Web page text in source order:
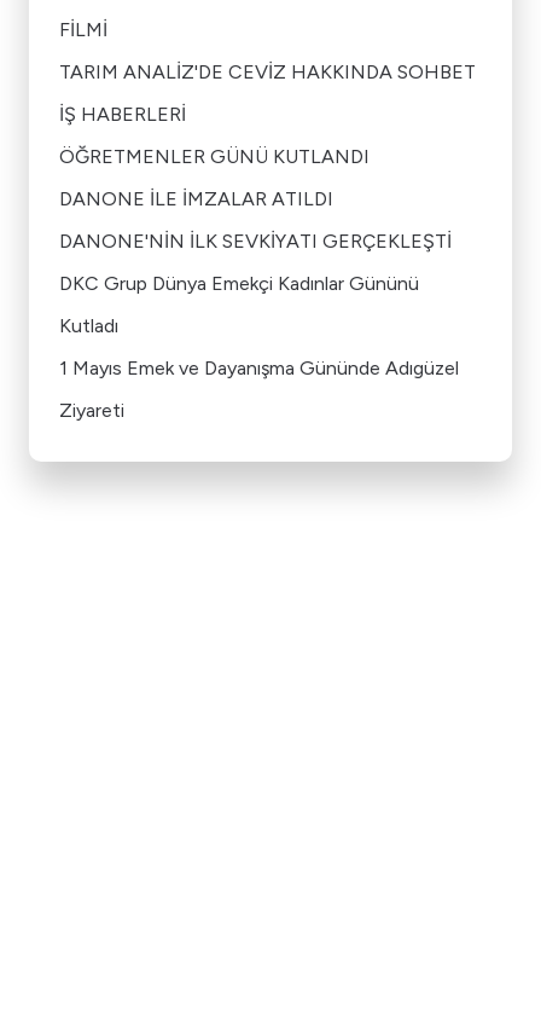
FİLMİ
TARIM ANALİZ'DE CEVİZ HAKKINDA SOHBET
İŞ HABERLERİ
ÖĞRETMENLER GÜNÜ KUTLANDI
DANONE İLE İMZALAR ATILDI
DANONE'NİN İLK SEVKİYATI GERÇEKLEŞTİ
DKC Grup Dünya Emekçi Kadınlar Gününü
Kutladı
1 Mayıs Emek ve Dayanışma Gününde Adıgüzel
Ziyareti